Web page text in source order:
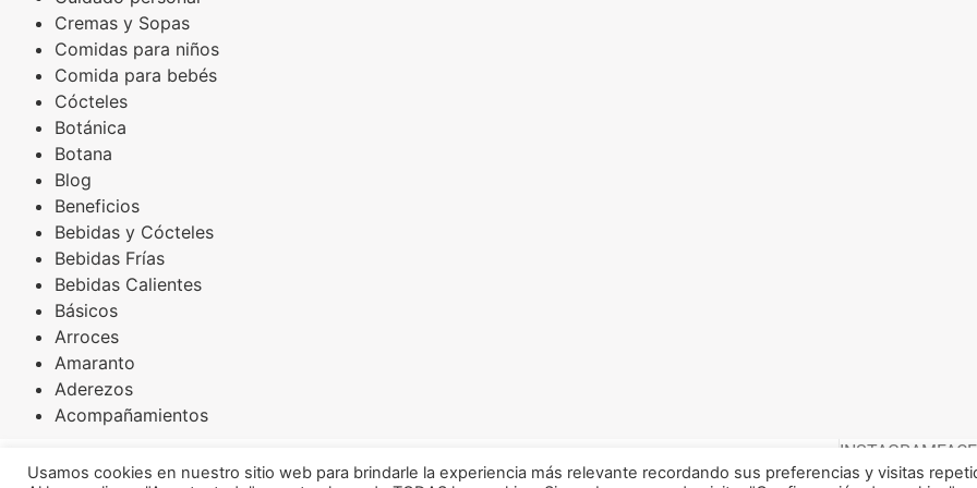
Cremas y Sopas
Comidas para niños
Comida para bebés
Cócteles
Botánica
Botana
Blog
Beneficios
Bebidas y Cócteles
Bebidas Frías
Bebidas Calientes
Básicos
Arroces
Amaranto
Aderezos
Acompañamientos
Osoji Robotics ® 2026
INSTAGRAM
Usamos cookies en nuestro sitio web para brindarle la experiencia más relevante recordando sus preferencias y visitas